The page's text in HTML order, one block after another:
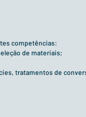
competências:
de materiais;
tratamentos de